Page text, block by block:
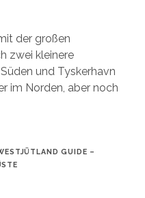
der großen
zwei kleinere
und Tyskerhavn
im Norden, aber noch
GUIDE –